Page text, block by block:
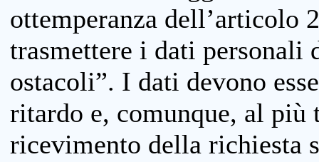
ottemperanza dell’articolo
trasmettere i dati personali
ostacoli”. I dati devono
ritardo e, comunque, al più
ricevimento della richiesta